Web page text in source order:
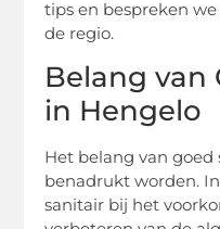
tips en bespreken
de regio.
Belang van
in Hengelo
Het belang van
benadrukt worden.
sanitair bij het